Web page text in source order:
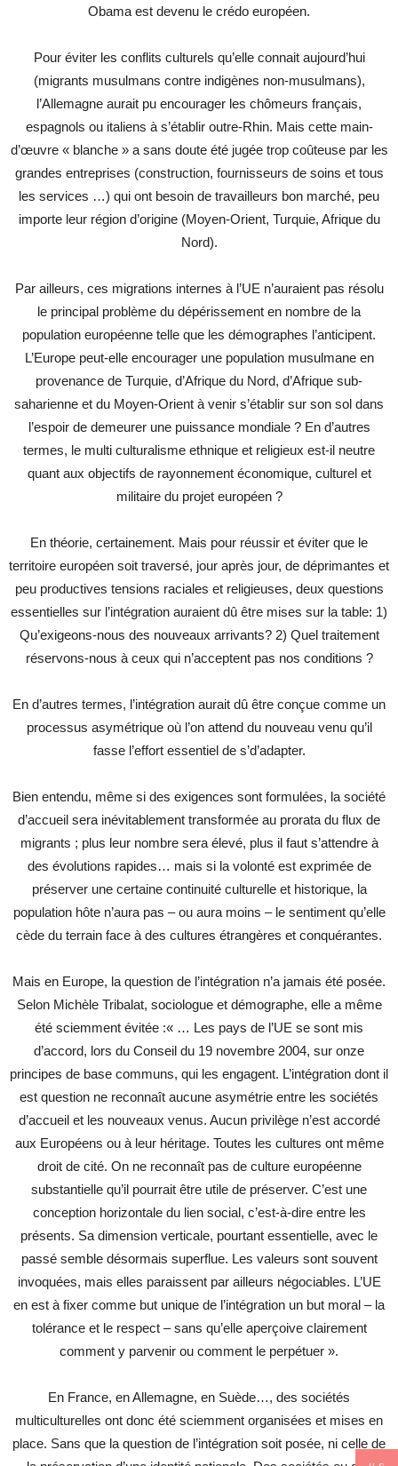
Obama est devenu le crédo européen.
Pour éviter les conflits culturels qu’elle connait aujourd’hui
(migrants musulmans contre indigènes non-musulmans),
l’Allemagne aurait pu encourager les chômeurs français,
espagnols ou italiens à s’établir outre-Rhin. Mais cette main-
d’œuvre « blanche » a sans doute été jugée trop coûteuse par les
grandes entreprises (construction, fournisseurs de soins et tous
les services …) qui ont besoin de travailleurs bon marché, peu
importe leur région d’origine (Moyen-Orient, Turquie, Afrique du
Nord).
Par ailleurs, ces migrations internes à l’UE n’auraient pas résolu
le principal problème du dépérissement en nombre de la
population européenne telle que les démographes l’anticipent.
L’Europe peut-elle encourager une population musulmane en
provenance de Turquie, d’Afrique du Nord, d’Afrique sub-
saharienne et du Moyen-Orient à venir s’établir sur son sol dans
l’espoir de demeurer une puissance mondiale ? En d’autres
termes, le multi culturalisme ethnique et religieux est-il neutre
quant aux objectifs de rayonnement économique, culturel et
militaire du projet européen ?
En théorie, certainement. Mais pour réussir et éviter que le
territoire européen soit traversé, jour après jour, de déprimantes et
peu productives tensions raciales et religieuses, deux questions
essentielles sur l’intégration auraient dû être mises sur la table: 1)
Qu’exigeons-nous des nouveaux arrivants? 2) Quel traitement
réservons-nous à ceux qui n’acceptent pas nos conditions ?
En d’autres termes, l’intégration aurait dû être conçue comme un
processus asymétrique où l’on attend du nouveau venu qu’il
fasse l’effort essentiel de s’d’adapter.
Bien entendu, même si des exigences sont formulées, la société
d’accueil sera inévitablement transformée au prorata du flux de
migrants ; plus leur nombre sera élevé, plus il faut s’attendre à
des évolutions rapides… mais si la volonté est exprimée de
préserver une certaine continuité culturelle et historique, la
population hôte n’aura pas – ou aura moins – le sentiment qu’elle
cède du terrain face à des cultures étrangères et conquérantes.
Mais en Europe, la question de l’intégration n’a jamais été posée.
Selon Michèle Tribalat, sociologue et démographe, elle a même
été sciemment évitée :« … Les pays de l’UE se sont mis
d’accord, lors du Conseil du 19 novembre 2004, sur onze
principes de base communs, qui les engagent. L’intégration dont il
est question ne reconnaît aucune asymétrie entre les sociétés
d’accueil et les nouveaux venus. Aucun privilège n’est accordé
aux Européens ou à leur héritage. Toutes les cultures ont même
droit de cité. On ne reconnaît pas de culture européenne
substantielle qu’il pourrait être utile de préserver. C’est une
conception horizontale du lien social, c’est-à-dire entre les
présents. Sa dimension verticale, pourtant essentielle, avec le
passé semble désormais superflue. Les valeurs sont souvent
invoquées, mais elles paraissent par ailleurs négociables. L’UE
en est à fixer comme but unique de l’intégration un but moral – la
tolérance et le respect – sans qu’elle aperçoive clairement
comment y parvenir ou comment le perpétuer ».
En France, en Allemagne, en Suède…, des sociétés
multiculturelles ont donc été sciemment organisées et mises en
place. Sans que la question de l’intégration soit posée, ni celle de